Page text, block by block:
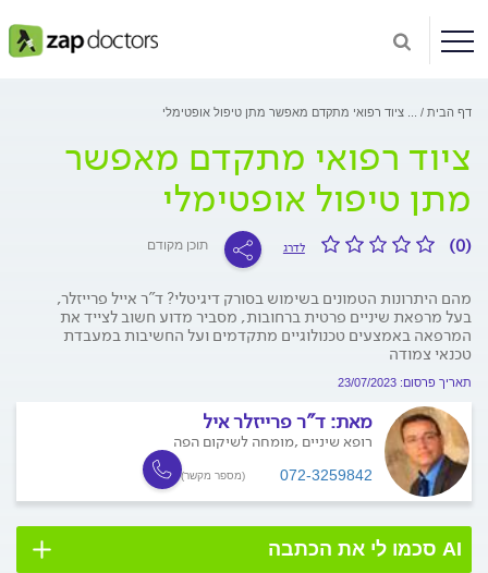
דף הבית ציוד רפואי מתקדם מאפשר מתן טיפול אופטימלי
ציוד רפואי מתקדם מאפשר
מתן טיפול אופטימלי
(0) לדרג תוכן מקודם
מהם היתרונות הטמונים בשימוש בסורק דיגיטלי? ד"ר אייל פרייזלר,
בעל מרפאת שיניים פרטית ברחובות, מסביר מדוע חשוב לצייד את
המרפאה באמצעים טכנולוגיים מתקדמים ועל החשיבות במעבדת
טכנאי צמודה
תאריך פרסום: 23/07/2023
מאת: ד"ר פרייזלר איל
רופא שיניים ,מומחה לשיקום הפה
072-3259842 (מספר מקשר)
AI סכמו לי את הכתבה